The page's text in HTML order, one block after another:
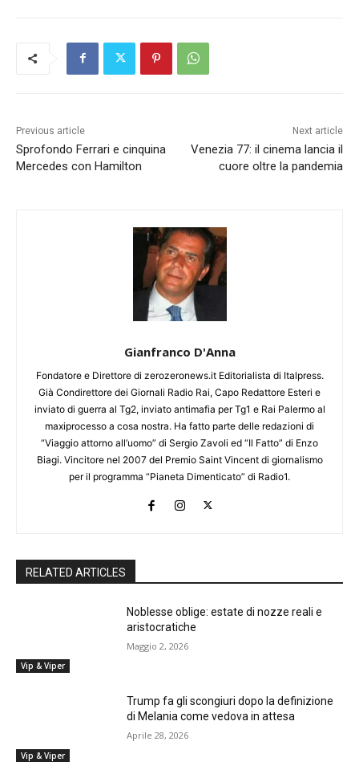
Previous article
Sprofondo Ferrari e cinquina
Mercedes con Hamilton
Next article
Venezia 77: il cinema lancia il
cuore oltre la pandemia
Gianfranco D'Anna
Fondatore e Direttore di zerozeronews.it Editorialista di Italpress.
Già Condirettore dei Giornali Radio Rai, Capo Redattore Esteri e
inviato di guerra al Tg2, inviato antimafia per Tg1 e Rai Palermo al
maxiprocesso a cosa nostra. Ha fatto parte delle redazioni di
“Viaggio attorno all’uomo” di Sergio Zavoli ed “Il Fatto” di Enzo
Biagi. Vincitore nel 2007 del Premio Saint Vincent di giornalismo
per il programma “Pianeta Dimenticato” di Radio1.
RELATED ARTICLES
Vip & Viper
Noblesse oblige: estate di nozze reali e
aristocratiche
Maggio 2, 2026
Vip & Viper
Trump fa gli scongiuri dopo la definizione
di Melania come vedova in attesa
Aprile 28, 2026